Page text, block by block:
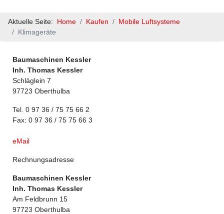
Aktuelle Seite: Home Kaufen
Mobile Luftsysteme
Klimageräte
Baumaschinen Kessler
Inh. Thomas Kessler
Schläglein 7
97723 Oberthulba
Tel. 0 97 36 / 75 75 66 2
Fax: 0 97 36 / 75 75 66 3
eMail
Rechnungsadresse
Baumaschinen Kessler
Inh. Thomas Kessler
Am Feldbrunn 15
97723 Oberthulba